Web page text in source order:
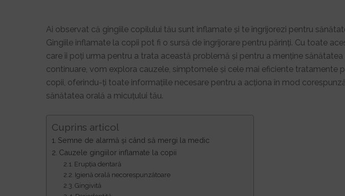
Ai observat că gingiile copilului tău sunt inflamate și te îngrijorezi pentru
Gingiile inflamate la copii pot fi o sursă de îngrijorare pentru părinți. Cu toate
care îi poți urma pentru a trata această problemă și pentru a menține sănătatea
continuare, vom explora cauzele, simptomele și cele mai eficiente tratamente
copii, oferindu-ți toate informațiile necesare pentru a acționa în mod
sănătatea orală a micuțului tău.
Cuprins articol
Semne de alarmă și când să mergi la medic
Cauzele gingiilor inflamate la copii
Erupția dentară
Igienă orală necorespunzătoare
Gingivită